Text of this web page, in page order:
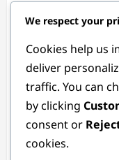
επιχειρηματικά
200 δολάρια το
Πολλοί
τιμολόγησης, αλλά
προωθητικές
καθιστώντας το μια
προσέχουν τον
We respect your
Cookies help us
deliver
traffic. You can
by clicking
consent or
cookies.